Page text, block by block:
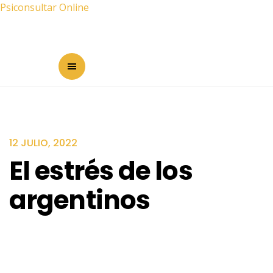
Psiconsultar Online
12 JULIO, 2022
El estrés de los
argentinos